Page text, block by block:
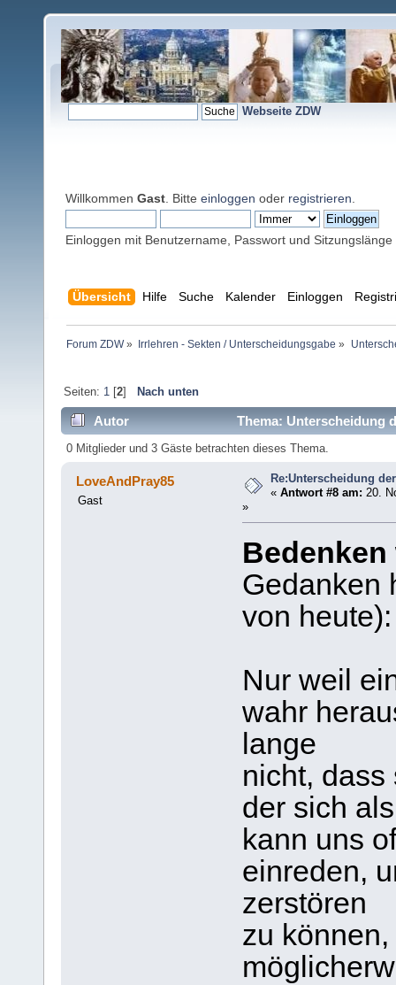
Webseite ZDW
Willkommen Gast . Bitte einloggen oder registrieren
Einloggen mit Benutzername, Passwort und Sitzungslänge
Übersicht Hilfe Suche Kalender Einloggen
Forum ZDW» Irrlehren - Sekten / Unterscheidungsgabe »
Seiten: 1[2] Nach unten
Autor Thema: Unterscheidung
0 Mitglieder und 3 Gäste betrachten dieses Thema.
LoveAndPray85
Gast
Re:Unterscheidung
«Antwort #8 am: 20.
»
Gedanken
von heute):
Nur weil
wahr
lange
nicht, dass
der sich
kann uns
einreden,
zerstören
zu